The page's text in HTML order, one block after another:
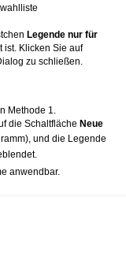
Legende nur für
ist. Klicken Sie auf
zu schließen.
Methode 1.
die Schaltfläche Neue
und die Legende
anwendbar.